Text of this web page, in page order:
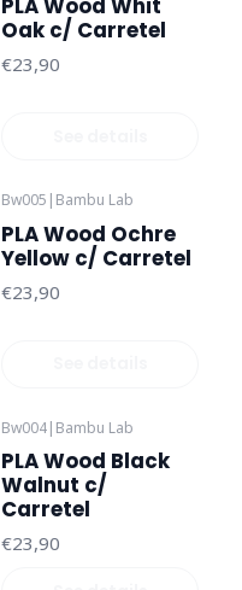
PLA Wood Whit
Oak c/ Carretel
€23,90
Bw005 | Bambu Lab
PLA Wood Ochre
Yellow c/ Carretel
€23,90
Bw004| Bambu Lab
PLA Wood Black
Walnut c/
Carretel
€23,90